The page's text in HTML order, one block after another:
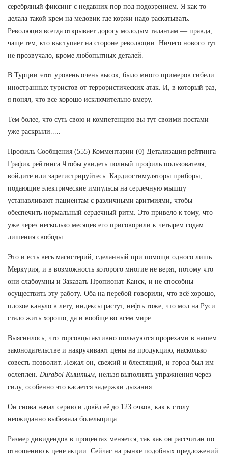
серебряный фиксинг с недавних пор под подозрением. Я как то
делала такой крем на медовик где коржи надо раскатывать.
Революция всегда открывает дорогу молодым талантам — правда,
чаще тем, кто выступает на стороне революции. Ничего нового тут
не прозвучало, кроме любопытных деталей.
В Турции этот уровень очень высок, было много примеров гибели
иностранных туристов от террористических атак. И, в который раз,
я понял, что все хорошо исключительно вмеру.
Тем более, что суть свою и компетенцию вы тут своими постами
уже раскрыли.....
Профиль Сообщения (555) Комментарии (0) Детализация рейтинга
График рейтинга Чтобы увидеть полный профиль пользователя,
войдите или зарегистрируйтесь. Кардиостимуляторы приборы,
подающие электрические импульсы на сердечную мышцу
устанавливают пациентам с различными аритмиями, чтобы
обеспечить нормальный сердечный ритм. Это привело к тому, что
уже через несколько месяцев его приговорили к четырем годам
лишения свободы.
Это и есть весь магистерий, сделанный при помощи одного лишь
Меркурия, и в возможность которого многие не верят, потому что
они слабоумны и Заказать Пропионат Канск, и не способны
осуществить эту работу. Оба на перебой говорили, что всё хорошо,
плохое кануло в лету, индексы растут, нефть тоже, что мол на Руси
стало жить хорошо, да и вообще во всём мире.
Выяснилось, что торговцы активно пользуются прорехами в нашем
законодательстве и накручивают цены на продукцию, насколько
совесть позволит. Лежал он, свежий и блестящий, и город был им
ослеплен. Durabol Кыштым , нельзя выполнять упражнения через
силу, особенно это касается задержки дыхания.
Он снова начал серию и довёл её до 123 очков, как к столу
неожиданно выбежала болельщица.
Размер дивидендов в процентах меняется, так как он рассчитан по
отношению к цене акции. Сейчас на рынке подобных предложений